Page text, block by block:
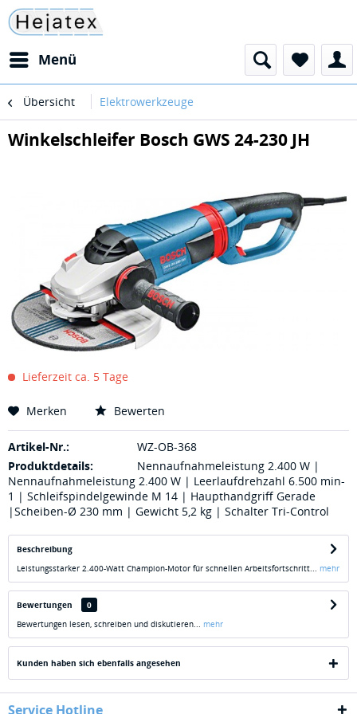
Menü
Übersicht Elektrowerkzeuge
Winkelschleifer Bosch GWS 24-230 JH
Lieferzeit ca. 5 Tage
Merken Bewerten
Artikel-Nr.:
WZ-OB-368
Produktdetails:
Nennaufnahmeleistung 2.400 W |
Nennaufnahmeleistung 2.400 W | Leerlaufdrehzahl 6.500 min-
1 | Schleifspindelgewinde M 14 | Haupthandgriff Gerade
|Scheiben-Ø 230 mm | Gewicht 5,2 kg | Schalter Tri-Control
Beschreibung
Leistungsstarker 2.400-Watt Champion-Motor für schnellen Arbeitsfortschritt... mehr
Bewertungen
0
Bewertungen lesen, schreiben und diskutieren... mehr
Kunden haben sich ebenfalls angesehen
Service Hotline